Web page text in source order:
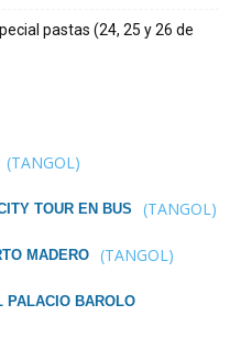
pastas (24, 25 y 26 de
(TANGOL)
TOUR EN BUS (TANGOL)
MADERO (TANGOL)
PALACIO BAROLO